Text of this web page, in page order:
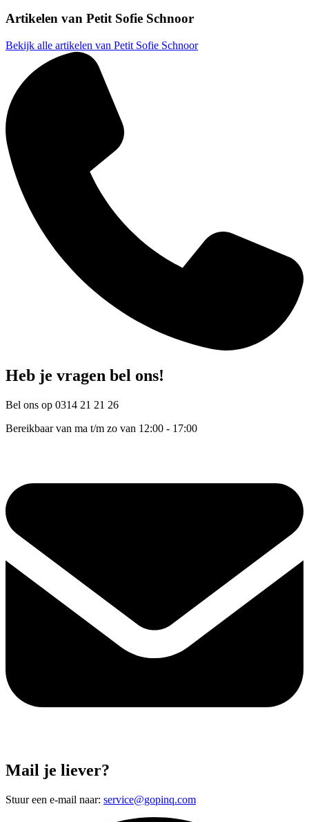
Artikelen van Petit Sofie Schnoor
Bekijk alle artikelen van Petit Sofie Schnoor
Heb je vragen bel ons!
Bel ons op 0314 21 21 26
Bereikbaar van ma t/m zo van 12:00 - 17:00
Mail je liever?
Stuur een e-mail naar: service@gopinq.com